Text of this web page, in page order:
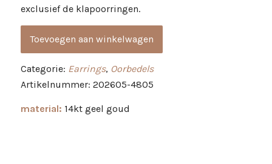
exclusief de klapoorringen.
Toevoegen aan winkelwagen
Categorie: Earrings, Oorbedels
Artikelnummer: 202605-4805
material: 14kt geel goud